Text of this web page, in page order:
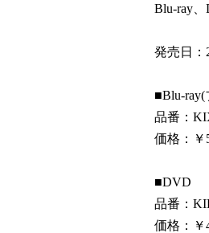
Blu-ray
発売日：
■Blu-
品番：
価格：￥
■DVD
品番：
価格：￥